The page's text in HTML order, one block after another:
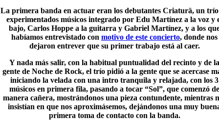
La primera banda en actuar eran los debutantes Criaturä, un
experimentados músicos integrado por Edu Martínez a la voz y
bajo, Carlos Hoppe a la guitarra y Gabriel Martínez, y a los
habíamos entrevistado con motivo de este concierto, donde nos
dejaron entrever que su primer trabajo está al caer.
Y nada más salir, con la habitual puntualidad del recinto y de la
gente de Noche de Rock, el trío pidió a la gente que se acercase
iniciando la velada con una intro tranquila y relajada, con los 3
músicos en primera fila, pasando a tocar “Sol”, que comenzó de
manera cañera, mostrándonos una pieza contundente, mientras
insistían en que nos aproximásemos, dejándonos una muy
primera toma de contacto con la banda.